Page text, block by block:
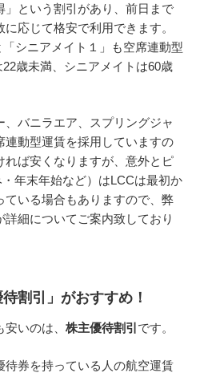
」という割引があり、前日まで
応じて格安で利用できます。
シニアメイト１」も空席連動型
歳未満、シニアメイトは60歳
、バニラエア、スプリングジャ
連動型運賃を採用していますの
れば安くなりますが、意外とピ
年末年始など）はLCCは最初か
ている場合もありますので、弊
細についてご案内致しており
割引」がおすすめ！
いのは、 株主優待割引 です。
待券を持っている人の航空運賃